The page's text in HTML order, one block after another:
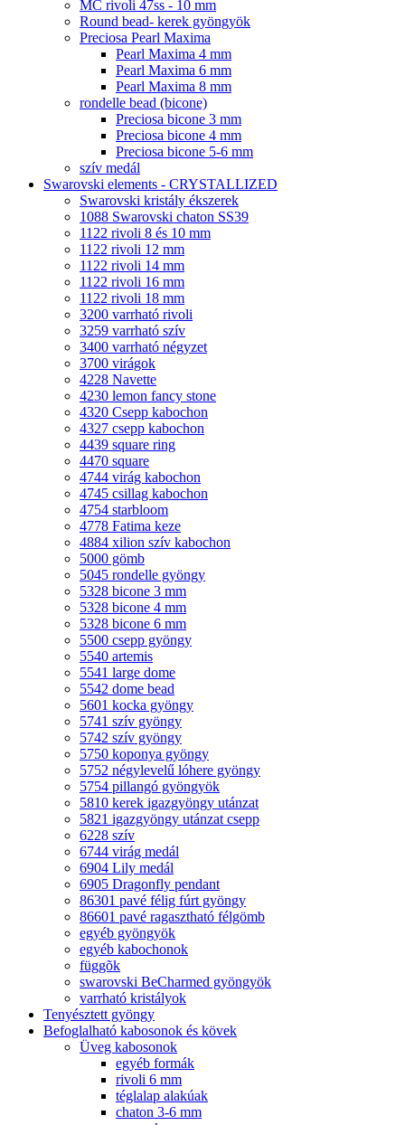
MC rivoli 47ss - 10 mm
Round bead- kerek gyöngyök
Preciosa Pearl Maxima
Pearl Maxima 4 mm
Pearl Maxima 6 mm
Pearl Maxima 8 mm
rondelle bead (bicone)
Preciosa bicone 3 mm
Preciosa bicone 4 mm
Preciosa bicone 5-6 mm
szív medál
Swarovski elements - CRYSTALLIZED
Swarovski kristály ékszerek
1088 Swarovski chaton SS39
1122 rivoli 8 és 10 mm
1122 rivoli 12 mm
1122 rivoli 14 mm
1122 rivoli 16 mm
1122 rivoli 18 mm
3200 varrható rivoli
3259 varrható szív
3400 varrható négyzet
3700 virágok
4228 Navette
4230 lemon fancy stone
4320 Csepp kabochon
4327 csepp kabochon
4439 square ring
4470 square
4744 virág kabochon
4745 csillag kabochon
4754 starbloom
4778 Fatima keze
4884 xilion szív kabochon
5000 gömb
5045 rondelle gyöngy
5328 bicone 3 mm
5328 bicone 4 mm
5328 bicone 6 mm
5500 csepp gyöngy
5540 artemis
5541 large dome
5542 dome bead
5601 kocka gyöngy
5741 szív gyöngy
5742 szív gyöngy
5750 koponya gyöngy
5752 négylevelű lóhere gyöngy
5754 pillangó gyöngyök
5810 kerek igazgyöngy utánzat
5821 igazgyöngy utánzat csepp
6228 szív
6744 virág medál
6904 Lily medál
6905 Dragonfly pendant
86301 pavé félig fúrt gyöngy
86601 pavé ragasztható félgömb
egyéb gyöngyök
egyéb kabochonok
függõk
swarovski BeCharmed gyöngyök
varrható kristályok
Tenyésztett gyöngy
Befoglalható kabosonok és kövek
Üveg kabosonok
egyéb formák
rivoli 6 mm
téglalap alakúak
chaton 3-6 mm